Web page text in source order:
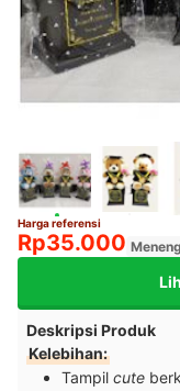
Harga referensi
Rp35.000
Deskripsi Produk
Kelebihan:
Tampil cute